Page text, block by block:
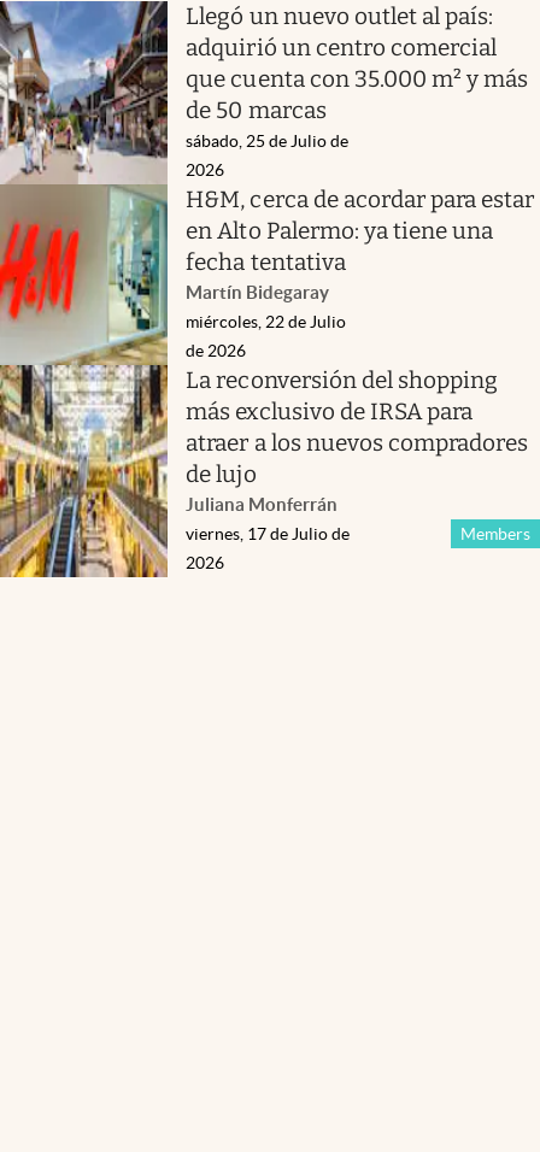
Llegó un nuevo outlet al país:
adquirió un centro comercial
que cuenta con 35.000 m² y más
de 50 marcas
sábado, 25 de Julio de
2026
H&M, cerca de acordar para estar
en Alto Palermo: ya tiene una
fecha tentativa
Martín Bidegaray
miércoles, 22 de Julio
de 2026
La reconversión del shopping
más exclusivo de IRSA para
atraer a los nuevos compradores
de lujo
Juliana Monferrán
Members
viernes, 17 de Julio de
2026